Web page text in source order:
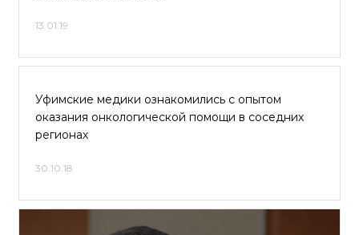
13.01.19
Уфимские медики ознакомились с опытом
оказания онкологической помощи в соседних
регионах
30.10.18